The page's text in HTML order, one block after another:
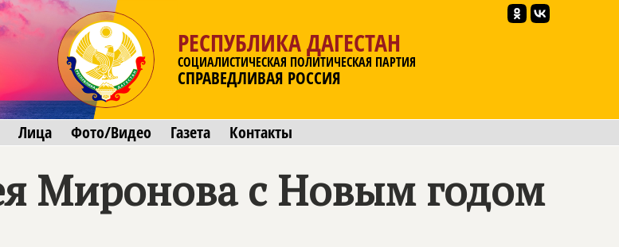
РЕСПУБЛИКА ДАГЕСТАН
СОЦИАЛИСТИЧЕСКАЯ ПОЛИТИЧЕСКАЯ ПАРТИЯ
СПРАВЕДЛИВАЯ РОССИЯ
Лица Фото/Видео Газета Контакты
Миронова с Новым годом